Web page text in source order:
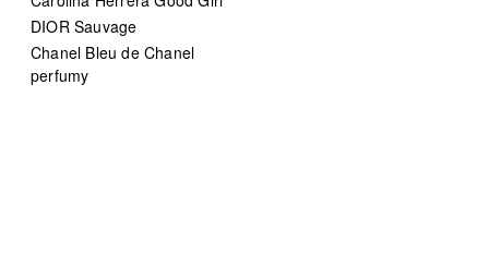
DIOR Sauvage
Chanel Bleu de Chanel
perfumy